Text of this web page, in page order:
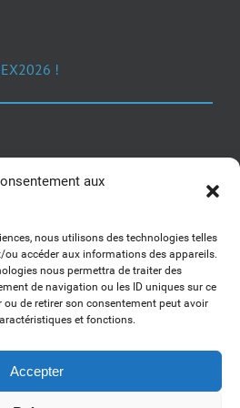
aux
nous utilisons des technologies telles
ou accéder aux informations des appareils.
nous permettra de traiter des
de navigation ou les ID uniques sur ce
ou de retirer son consentement peut avoir
et fonctions.
Accepter
!
3... Buzzez !
kits communication